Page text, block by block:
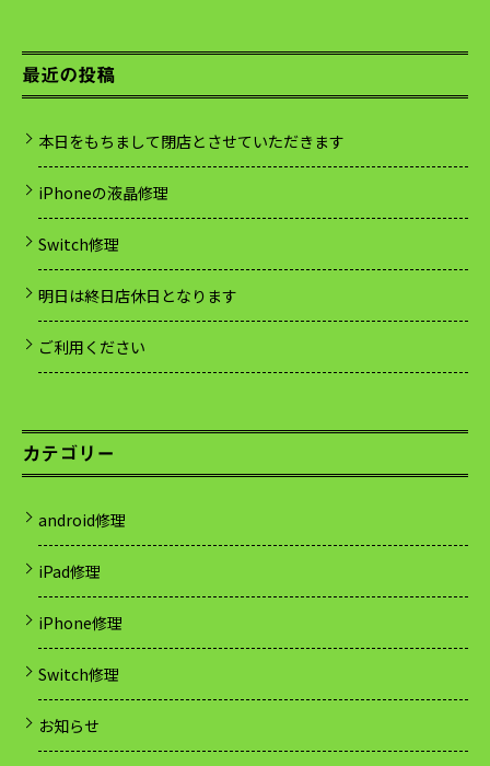
最近の投稿
本日をもちまして閉店とさせていただきます
iPhoneの液晶修理
Switch修理
明日は終日店休日となります
ご利用ください
カテゴリー
android修理
iPad修理
iPhone修理
Switch修理
お知らせ